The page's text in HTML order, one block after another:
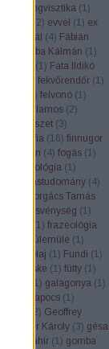
eurolingvisztika (1)
(2) evvel (1) ex
Fábián Pál (4) Fábián
Faluba Kálmán (1)
(1) Fata Ildikó
fekvőrendőr (1)
) felvonó (1)
fényvillamos (2)
festészet (3)
filozófia (16) finnugor
főbűn (4) fogás (1)
fonológia (1)
fordítástudomány (4)
Forgács Tamás
fösvénység (1)
(1) frazeológia
fülemüle (1)
fülolaj (1) Fundi (1)
füsti fecske (1) fütty (1)
1) galagonya (1)
gemkapocs (1)
2) Geoffrey
Gerstner Károly (3) gésa
gólyahír (1) gomba